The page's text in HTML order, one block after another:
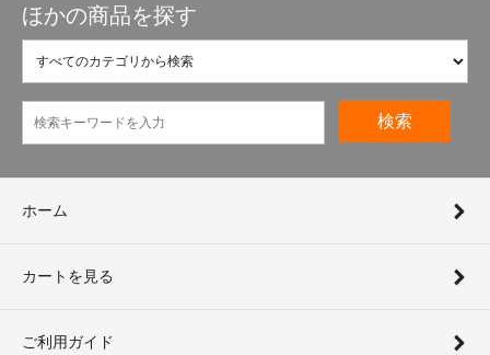
ほかの商品を探す
検索
ホーム
カートを見る
ご利用ガイド